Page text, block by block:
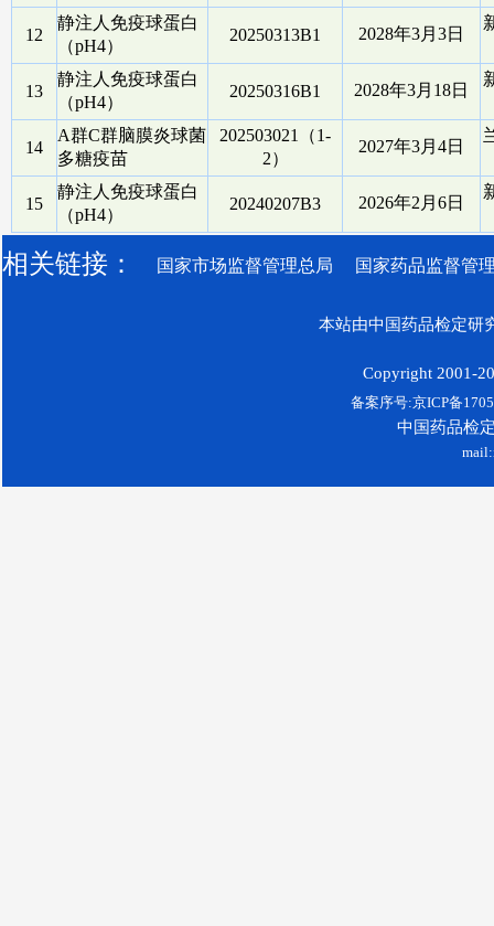
12
静注人免疫球蛋白
（pH4）
20250313B1 2028年3月3日
13
静注人免疫球蛋白
（pH4）
20250316B1 2028年3月18日
14
A群C群脑膜炎球菌
多糖疫苗
202503021（1-
2）
2027年3月4日
15
静注人免疫球蛋白
（pH4）
20240207B3 2026年2月6日
相关链接： 国家市场监督管理总局 国家药品监督管
本站由中国药品检定研
Copyright 2001-
备案序号:京ICP备
中国药品检